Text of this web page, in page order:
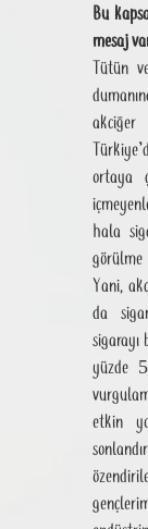
Bu
mesaj
Tütün
akciğer
ortaya
hala
görülme
Yani,
da
sigarayı
yüzde
etkin